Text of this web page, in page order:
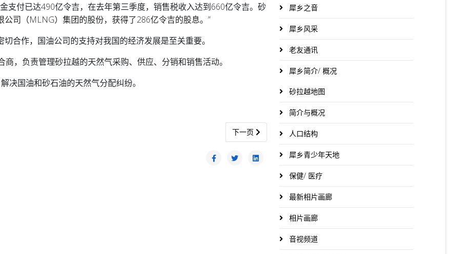
支付已达490亿令吉，在去年第三季度，销售税收入达到660亿令吉。砂
司（MLNG）集团的股份，获得了286亿令吉的股息。”
合作，国油公司的支持对我国的经济发展是至关重要。
，负责管理砂拉越的天然气采购、供应、分销和销售活动。
决国油和砂石油的天然气分配纠纷。
国内国际合同义务 下一篇文章: 沈志强：首相坚决拨款独中 不向极端势力妥协
下一页
犀乡之音
犀乡风采
老友通讯
犀乡简介/ 概况
砂拉越地图
简介与概况
人口结构
犀乡青少年天地
保健/ 医疗
最新相片画廊
相片画廊
音视频道